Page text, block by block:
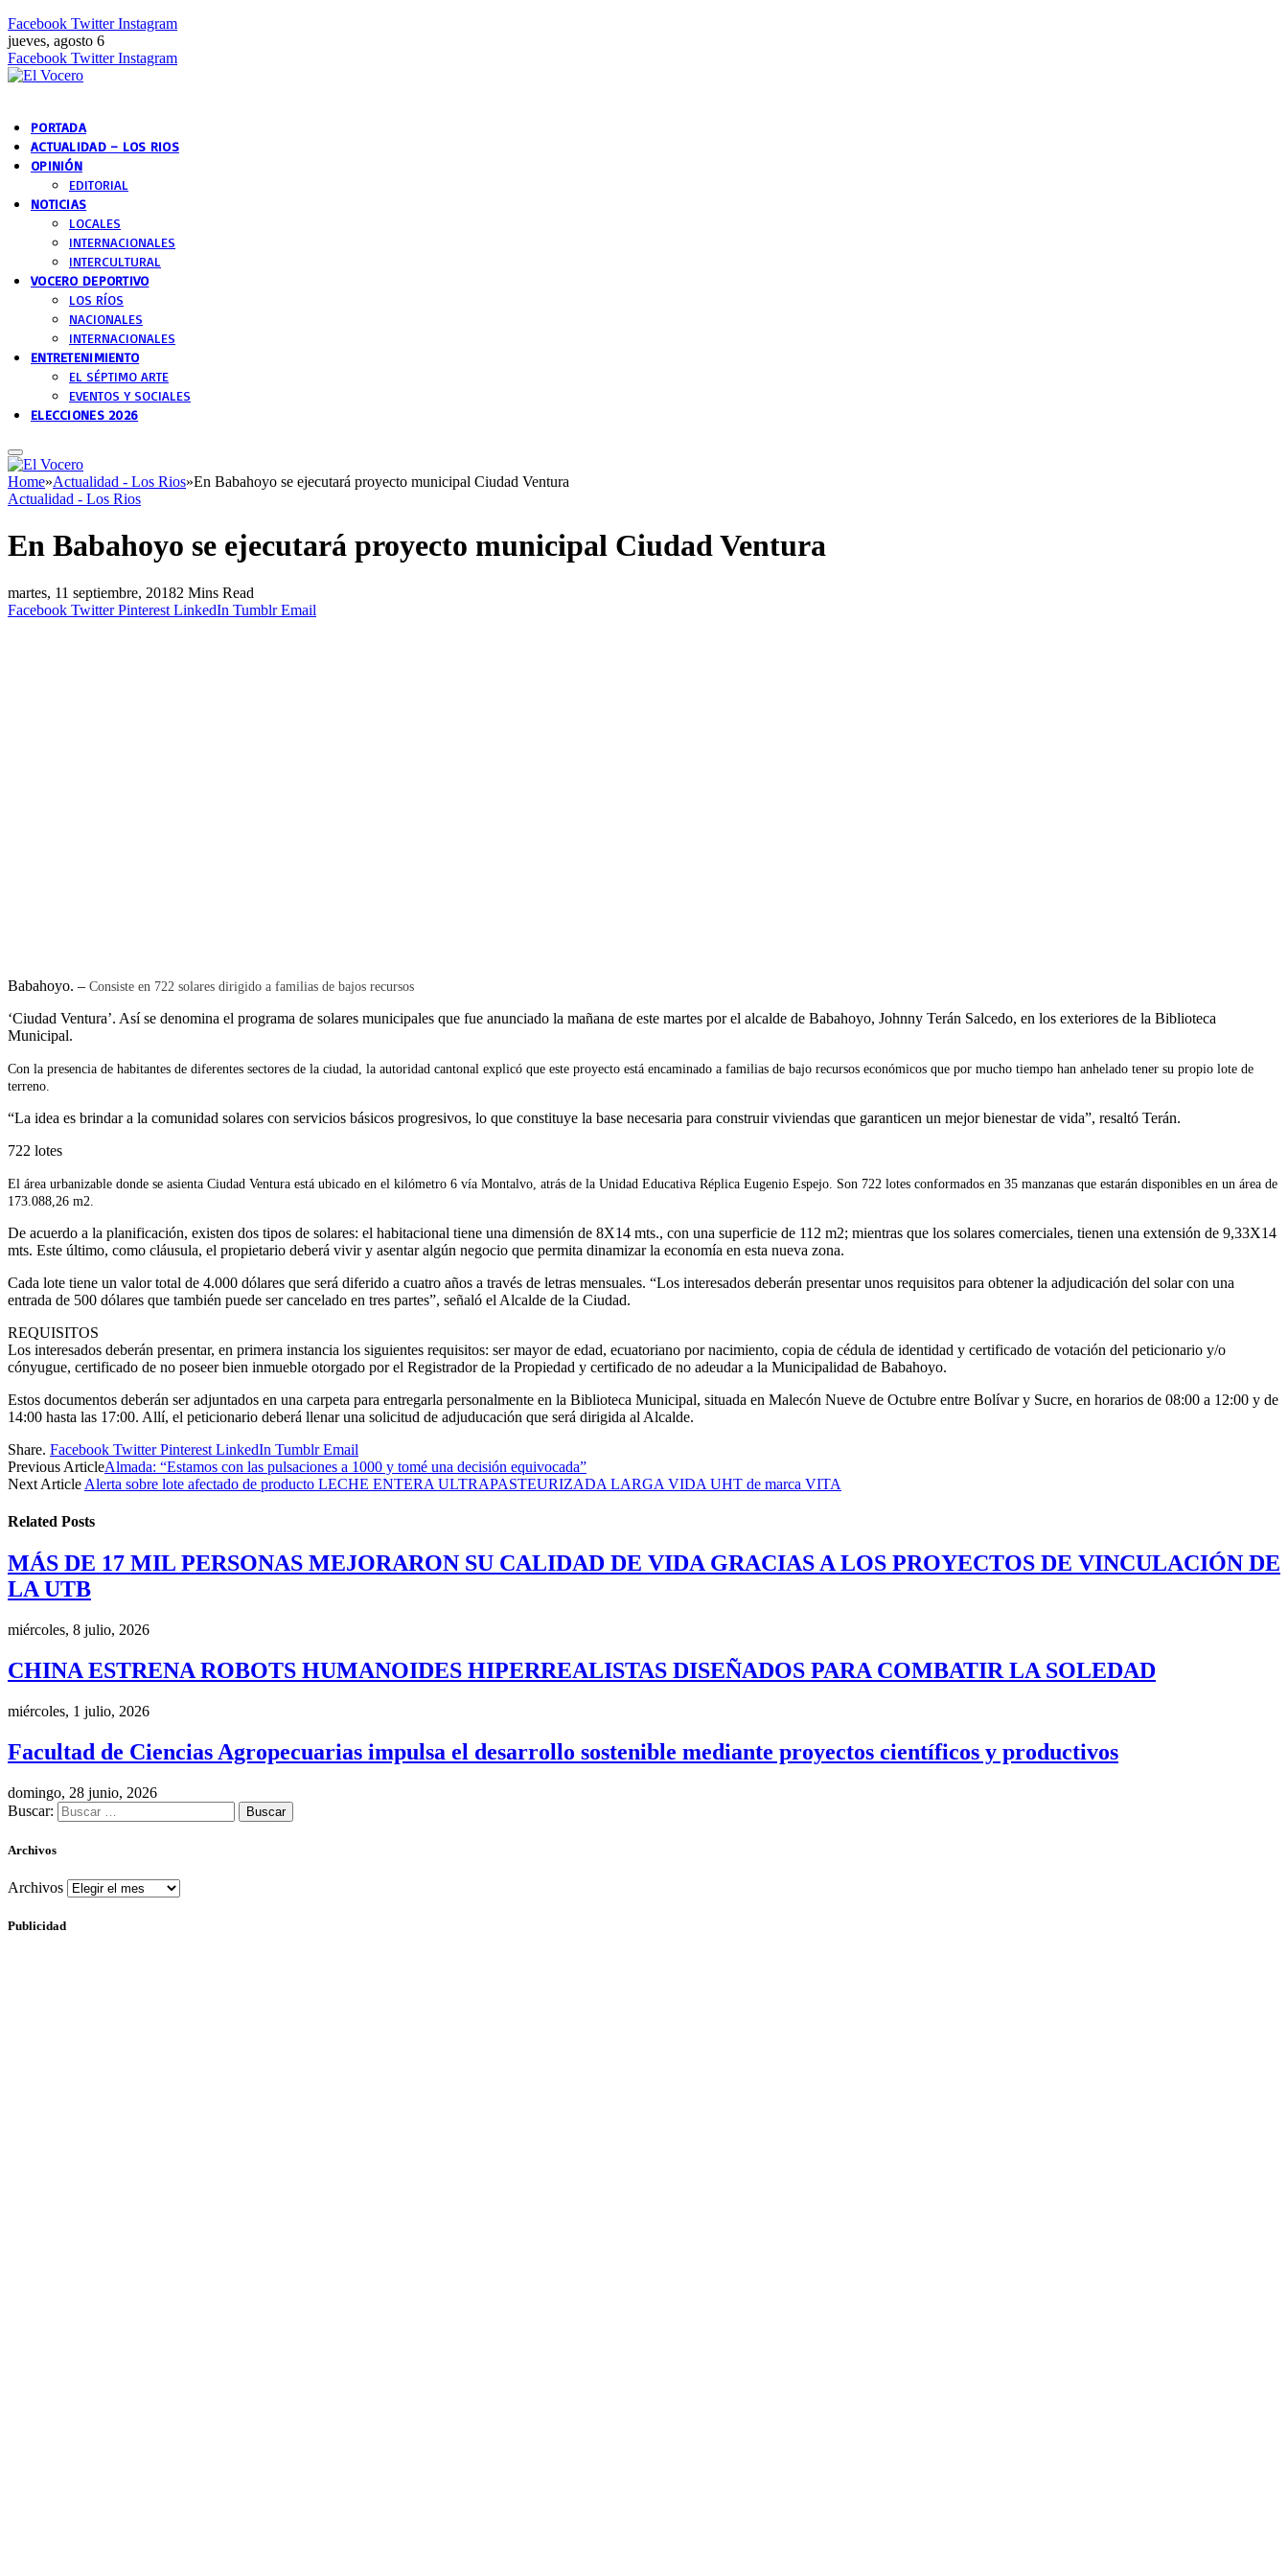
Facebook Twitter Instagram
jueves, agosto 6
Facebook Twitter Instagram
PORTADA
ACTUALIDAD – LOS RIOS
OPINIÓN
EDITORIAL
NOTICIAS
LOCALES
INTERNACIONALES
INTERCULTURAL
VOCERO DEPORTIVO
LOS RÍOS
NACIONALES
INTERNACIONALES
ENTRETENIMIENTO
EL SÉPTIMO ARTE
EVENTOS Y SOCIALES
ELECCIONES 2026
Home»Actualidad - Los Rios»En Babahoyo se ejecutará proyecto municipal Ciudad Ventura
Actualidad - Los Rios
En Babahoyo se ejecutará proyecto municipal Ciudad Ventura
martes, 11 septiembre, 20182 Mins Read
Facebook Twitter Pinterest LinkedIn Tumblr Email
Babahoyo. – Consiste en 722 solares dirigido a familias de bajos recursos
‘Ciudad Ventura’. Así se denomina el programa de solares municipales que fue anunciado la mañana de este martes por el alcalde de Babahoyo, Johnny Terán Salcedo, en los exteriores de la Biblioteca
Municipal.
Con la presencia de habitantes de diferentes sectores de la ciudad, la autoridad cantonal explicó que este proyecto está encaminado a familias de bajo recursos económicos que por mucho tiempo han anhelado tener su propio lote de
terreno.
“La idea es brindar a la comunidad solares con servicios básicos progresivos, lo que constituye la base necesaria para construir viviendas que garanticen un mejor bienestar de vida”, resaltó Terán.
722 lotes
El área urbanizable donde se asienta Ciudad Ventura está ubicado en el kilómetro 6 vía Montalvo, atrás de la Unidad Educativa Réplica Eugenio Espejo. Son 722 lotes conformados en 35 manzanas que estarán disponibles en un área de
173.088,26 m2.
De acuerdo a la planificación, existen dos tipos de solares: el habitacional tiene una dimensión de 8X14 mts., con una superficie de 112 m2; mientras que los solares comerciales, tienen una extensión de 9,33X14
mts. Este último, como cláusula, el propietario deberá vivir y asentar algún negocio que permita dinamizar la economía en esta nueva zona.
Cada lote tiene un valor total de 4.000 dólares que será diferido a cuatro años a través de letras mensuales. “Los interesados deberán presentar unos requisitos para obtener la adjudicación del solar con una
entrada de 500 dólares que también puede ser cancelado en tres partes”, señaló el Alcalde de la Ciudad.
REQUISITOS
Los interesados deberán presentar, en primera instancia los siguientes requisitos: ser mayor de edad, ecuatoriano por nacimiento, copia de cédula de identidad y certificado de votación del peticionario y/o
cónyugue, certificado de no poseer bien inmueble otorgado por el Registrador de la Propiedad y certificado de no adeudar a la Municipalidad de Babahoyo.
Estos documentos deberán ser adjuntados en una carpeta para entregarla personalmente en la Biblioteca Municipal, situada en Malecón Nueve de Octubre entre Bolívar y Sucre, en horarios de 08:00 a 12:00 y de
14:00 hasta las 17:00. Allí, el peticionario deberá llenar una solicitud de adjuducación que será dirigida al Alcalde.
Share. Facebook Twitter Pinterest LinkedIn Tumblr Email
Previous ArticleAlmada: “Estamos con las pulsaciones a 1000 y tomé una decisión equivocada”
Next Article Alerta sobre lote afectado de producto LECHE ENTERA ULTRAPASTEURIZADA LARGA VIDA UHT de marca VITA
Related Posts
MÁS DE 17 MIL PERSONAS MEJORARON SU CALIDAD DE VIDA GRACIAS A LOS PROYECTOS DE VINCULACIÓN DE
LA UTB
miércoles, 8 julio, 2026
CHINA ESTRENA ROBOTS HUMANOIDES HIPERREALISTAS DISEÑADOS PARA COMBATIR LA SOLEDAD
miércoles, 1 julio, 2026
Facultad de Ciencias Agropecuarias impulsa el desarrollo sostenible mediante proyectos científicos y productivos
domingo, 28 junio, 2026
Buscar:
Archivos
Archivos
Publicidad